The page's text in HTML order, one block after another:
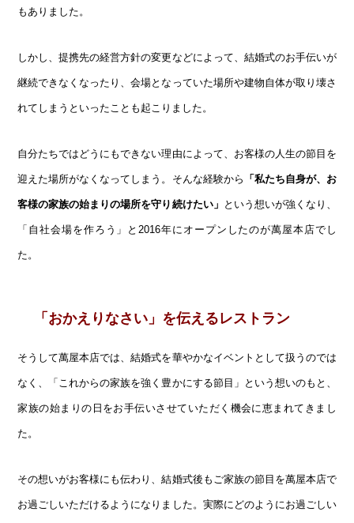
もありました。
しかし、提携先の経営方針の変更などによって、結婚式のお手伝いが
継続できなくなったり、会場となっていた場所や建物自体が取り壊さ
れてしまうといったことも起こりました。
自分たちではどうにもできない理由によって、お客様の人生の節目を
迎えた場所がなくなってしまう。そんな経験から 「私たち自身が、お
客様の家族の始まりの場所を守り続けたい」 という想いが強くなり、
「自社会場を作ろう」と2016年にオープンしたのが萬屋本店でし
た。
「おかえりなさい」を伝えるレストラン
そうして萬屋本店では、結婚式を華やかなイベントとして扱うのでは
なく、「これからの家族を強く豊かにする節目」という想いのもと、
家族の始まりの日をお手伝いさせていただく機会に恵まれてきまし
た。
その想いがお客様にも伝わり、結婚式後もご家族の節目を萬屋本店で
お過ごしいただけるようになりました。実際にどのようにお過ごしい